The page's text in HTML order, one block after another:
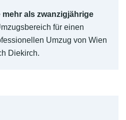
mehr als zwanzigjährige
für einen
Umzug von Wien
Diekirch.